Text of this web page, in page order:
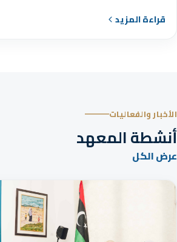
قراءة المزيد
الأخبار والفعاليات
أنشطة المعهد
عرض الكل